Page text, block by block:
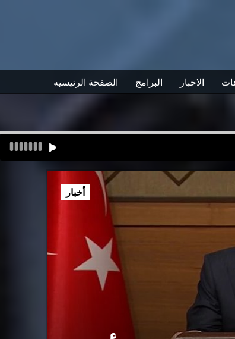
الصفحة الرئيسيه البرامج الاخبار
أخبار